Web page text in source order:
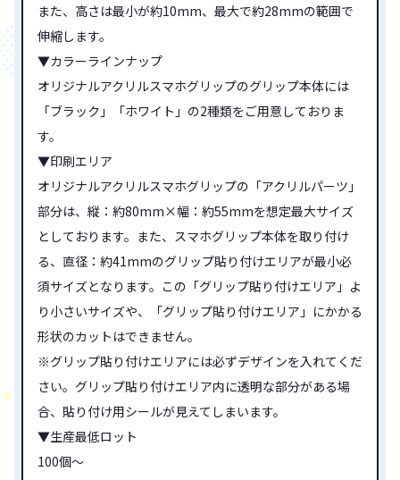
また、高さは最小が約10mm、最大で約28mmの範囲で
伸縮します。
▼カラーラインナップ
オリジナルアクリルスマホグリップのグリップ本体には
「ブラック」「ホワイト」の2種類をご用意しておりま
す。
▼印刷エリア
オリジナルアクリルスマホグリップの「アクリルパーツ」
部分は、縦：約80mm×幅：約55mmを想定最大サイズ
としております。また、スマホグリップ本体を取り付け
る、直径：約41mmのグリップ貼り付けエリアが最小必
須サイズとなります。この「グリップ貼り付けエリア」よ
り小さいサイズや、「グリップ貼り付けエリア」にかかる
形状のカットはできません。
※グリップ貼り付けエリアには必ずデザインを入れてくだ
さい。グリップ貼り付けエリア内に透明な部分がある場
合、貼り付け用シールが見えてしまいます。
▼生産最低ロット
100個～